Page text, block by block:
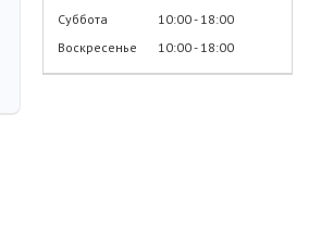
Суббота
10:00 18:00
Воскресенье
10:00 18:00